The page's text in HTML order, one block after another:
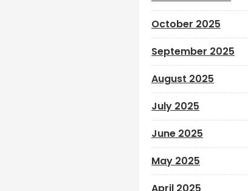
October 2025
September 2025
August 2025
July 2025
June 2025
May 2025